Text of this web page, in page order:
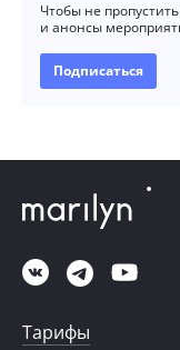
Чтобы не
и анонсы
Подписаться
Тарифы